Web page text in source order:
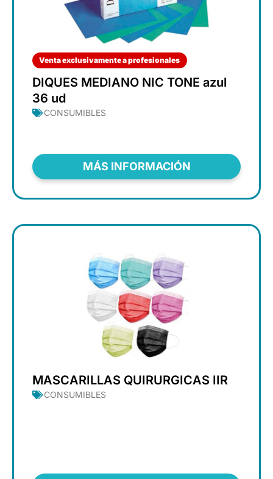
Venta exclusivamente a profesionales
DIQUES MEDIANO NIC TONE azul
36 ud
CONSUMIBLES
MÁS INFORMACIÓN
MASCARILLAS QUIRURGICAS IIR
CONSUMIBLES